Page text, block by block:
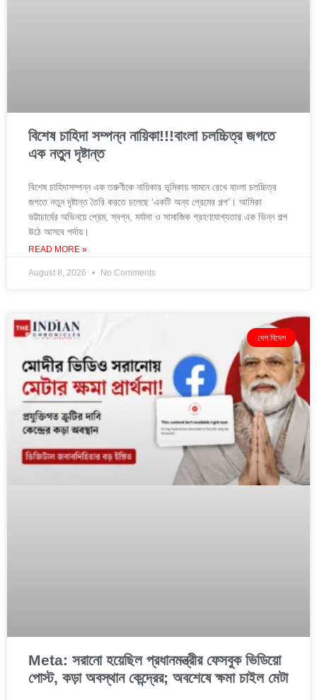
বিশেষ চাহিদা সম্পন্ন নায়িকা!!!বাংলা চলচ্চিত্র জগতে
এক নতুন দৃষ্টান্ত
বিশেষ চাহিদাসম্পন্ন এক তরুণীকে নায়িকার ভূমিকায় সামনে রেখে বাংলা চলচ্চিত্র
জগতে নতুন দৃষ্টান্ত তৈরি করতে চলেছে ‘একটি অন্য প্রেমের গল্প’। আমিকা
ভট্টাচার্যের অভিনয়ে প্রেম, স্বপ্ন, মর্যাদা ও সামাজিক গ্রহণযোগ্যতার এক ভিন্ন গল্প
উঠে আসবে পর্দায়।
READ MORE »
August 8, 2026 No Comments
দেশ বিদেশ
Meta: সরানো হয়েছিল প্রধানমন্ত্রীর ফেসবুক ভিডিয়ো
পোস্ট, কড়া অবস্থান কেন্দ্রের; অবশেষে ক্ষমা চাইল মেটা